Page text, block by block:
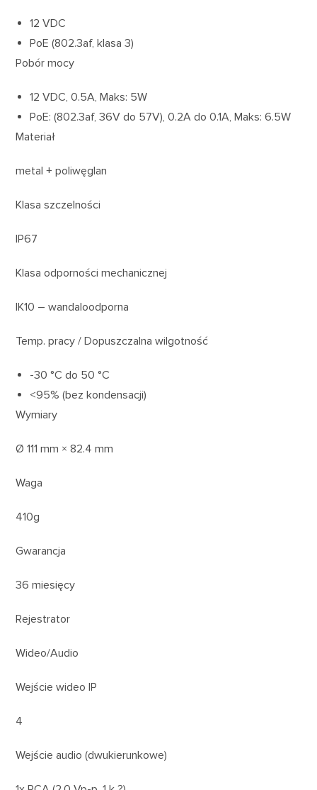
12 VDC
PoE (802.3af, klasa 3)
Pobór mocy
12 VDC, 0.5A, Maks: 5W
PoE: (802.3af, 36V do 57V), 0.2A do 0.1A, Maks: 6.5W
Materiał
metal + poliwęglan
Klasa szczelności
IP67
Klasa odporności mechanicznej
IK10 – wandaloodporna
Temp. pracy / Dopuszczalna wilgotność
-30 °C do 50 °C
<95% (bez kondensacji)
Wymiary
Ø 111 mm × 82.4 mm
Waga
410g
Gwarancja
36 miesięcy
Rejestrator
Wideo/Audio
Wejście wideo IP
4
Wejście audio (dwukierunkowe)